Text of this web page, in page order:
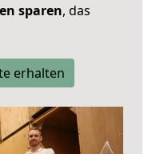
sparen, das
erhalten